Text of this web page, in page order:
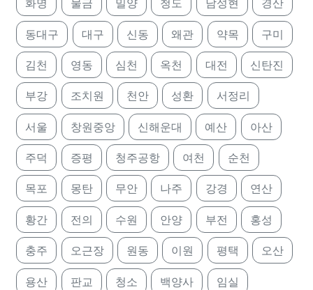
동대구 대구 신동 왜관 약목 구미
김천 영동 심천 옥천 대전 신탄진
부강 조치원 천안 성환 서정리
서울 창원중앙 신해운대 예산 아산
주덕 증평 청주공항 여천 순천
목포 몽탄 무안 나주 강경 연산
황간 전의 수원 안양 부전 홍성
충주 오근장 원동 이원 평택 오산
용산 판교 청소 백양사 임실